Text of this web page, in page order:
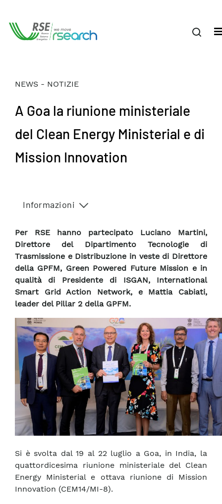
NEWS - NOTIZIE
A Goa la riunione ministeriale
del Clean Energy Ministerial e di
Mission Innovation
Informazioni
Per RSE hanno partecipato Luciano Martini,
Direttore del Dipartimento Tecnologie di
Trasmissione e Distribuzione in veste di Direttore
della GPFM, Green Powered Future Mission e in
qualità di Presidente di ISGAN, International
Smart Grid Action Network, e Mattia Cabiati,
leader del Pillar 2 della GPFM.
Si è svolta dal 19 al 22 luglio a Goa, in India, la
quattordicesima riunione ministeriale del Clean
Energy Ministerial e ottava riunione di Mission
Innovation (CEM14/MI-8).